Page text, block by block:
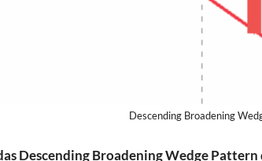
Descending Broadening
Descending Broadening Wedge